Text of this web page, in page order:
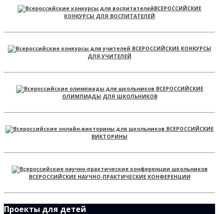
ВСЕРОССИЙСКИЕ
КОНКУРСЫ ДЛЯ ВОСПИТАТЕЛЕЙ
ВСЕРОССИЙСКИЕ КОНКУРСЫ
ДЛЯ УЧИТЕЛЕЙ
ВСЕРОССИЙСКИЕ
ОЛИМПИАДЫ ДЛЯ ШКОЛЬНИКОВ
ВСЕРОССИЙСКИЕ
ВИКТОРИНЫ
ВСЕРОССИЙСКИЕ НАУЧНО-ПРАКТИЧЕСКИЕ КОНФЕРЕНЦИИ
Проекты для детей